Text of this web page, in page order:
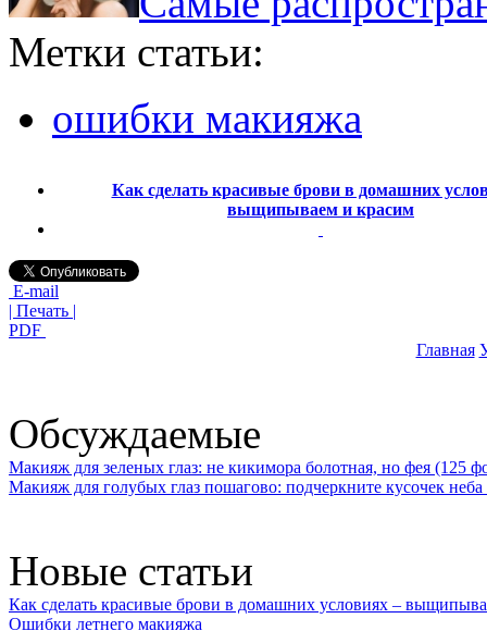
Метки статьи:
ошибки макияжа
Как сделать красивые брови в домашних
выщипываем и красим
E-mail
| Печать |
PDF
Главная
Обсуждаемые
Макияж для зеленых глаз: не кикимора болотная, но фея (125
Макияж для голубых глаз пошагово: подчеркните кусочек
Новые статьи
Как сделать красивые брови в домашних условиях –
Ошибки летнего макияжа